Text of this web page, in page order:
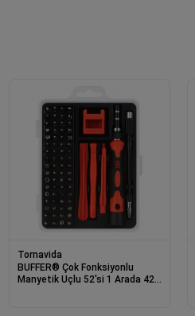
Tornavida
BUFFER® Çok Fonksiyonlu
Manyetik Uçlu 52'si 1 Arada 42